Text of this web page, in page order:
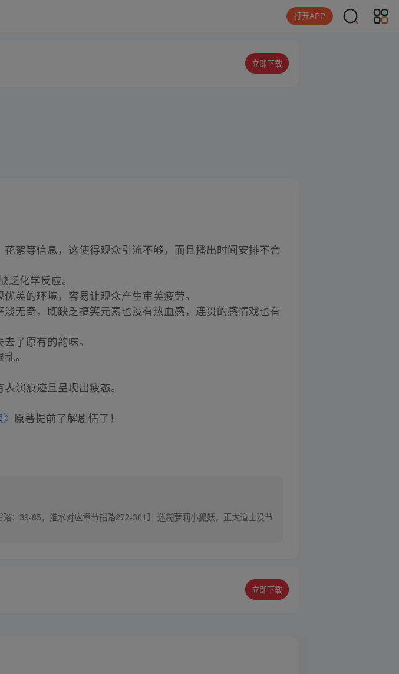
打开APP
立即下载
絮等信息，这使得观众引流不够，而且播出时间安排不合
化学反应。
美的环境，容易让观众产生审美疲劳。
无奇，既缺乏搞笑元素也没有热血感，连贯的感情戏也有
了原有的韵味。
。
演痕迹且呈现出疲态。
原著提前了解剧情了！
：39-85，淮水对应章节指路272-301】 迷糊萝莉小狐妖，正太道士没节
立即下载